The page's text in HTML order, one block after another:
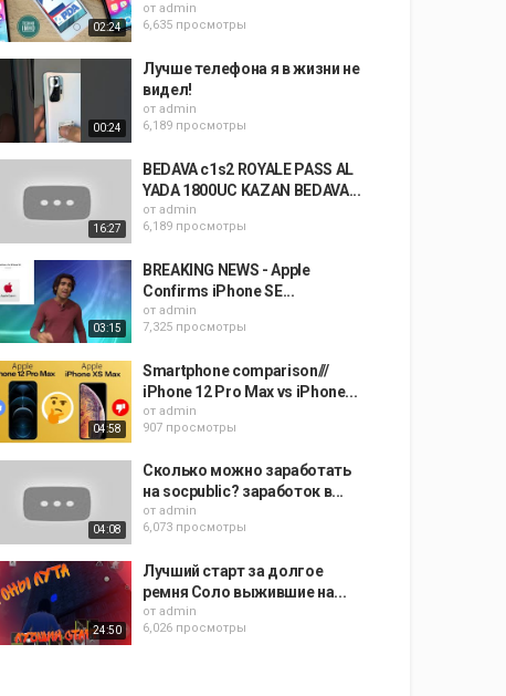
02:24
от admin
6,635 просмотры
00:24
Лучше телефона я в жизни не
видел!
от admin
6,189 просмотры
16:27
BEDAVA c1s2 ROYALE PASS AL
YADA 1800UC KAZAN BEDAVA...
от admin
6,189 просмотры
03:15
BREAKING NEWS - Apple
Confirms iPhone SE...
от admin
7,325 просмотры
04:58
Smartphone comparison///
iPhone 12 Pro Max vs iPhone...
от admin
907 просмотры
04:08
Сколько можно заработать
на socpublic? заработок в...
от admin
6,073 просмотры
24:50
Лучший старт за долгое
ремня Соло выжившие на...
от admin
6,026 просмотры